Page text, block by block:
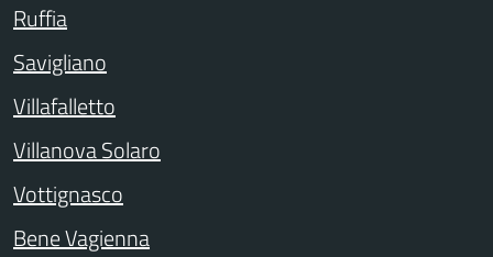
Ruffia
Savigliano
Villafalletto
Villanova Solaro
Vottignasco
Bene Vagienna